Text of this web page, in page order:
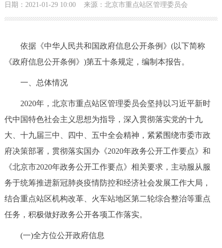
市领导 机构职能 政策服务
政策兑现
决策公开 专题公开
政务服务
便民服务 利企服务 投资项目
中介服务 阳光政务
日期：2021-01-29 10:00 来源：北京市重点站区管理委员会
依据《中华人民共和国政府信息公开条例》(以下简称
《政府信息公开条例》)第五十条规定，编制本报告。
一、总体情况
2020年，北京市重点站区管理委员会坚持以习近平新时
代中国特色社会主义思想为指导，深入贯彻落实党的十九
大、十九届三中、四中、五中全会精神，紧紧围绕市委市政
府决策部署，贯彻落实国办《2020年政务公开工作要点》和
《北京市2020年政务公开工作要点》相关要求，主动服从服
务于统筹推进新冠肺炎疫情防控和经济社会发展工作大局，
结合重点站区机构改革、火车站地区第二轮综合整治等重点
任务，积极做好政务公开各项工作落实。
(一)全方位公开政府信息